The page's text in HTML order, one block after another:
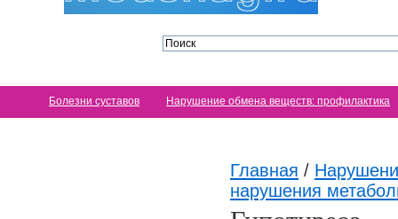
Болезни суставов Нарушение обмена веществ: профилактика
Главная /
нарушения